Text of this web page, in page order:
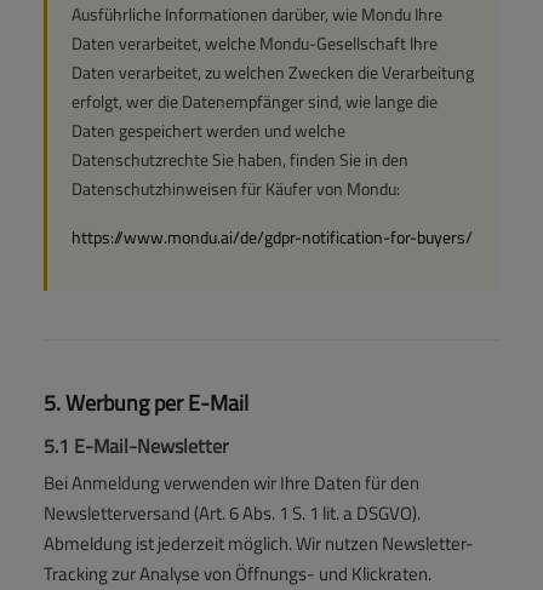
Ausführliche Informationen darüber, wie Mondu Ihre
Daten verarbeitet, welche Mondu-Gesellschaft Ihre
Daten verarbeitet, zu welchen Zwecken die Verarbeitung
erfolgt, wer die Datenempfänger sind, wie lange die
Daten gespeichert werden und welche
Datenschutzrechte Sie haben, finden Sie in den
Datenschutzhinweisen für Käufer von Mondu:
https://www.mondu.ai/de/gdpr-notification-for-buyers/
5. Werbung per E-Mail
5.1 E-Mail-Newsletter
Bei Anmeldung verwenden wir Ihre Daten für den
Newsletterversand (Art. 6 Abs. 1 S. 1 lit. a DSGVO).
Abmeldung ist jederzeit möglich. Wir nutzen Newsletter-
Tracking zur Analyse von Öffnungs- und Klickraten.